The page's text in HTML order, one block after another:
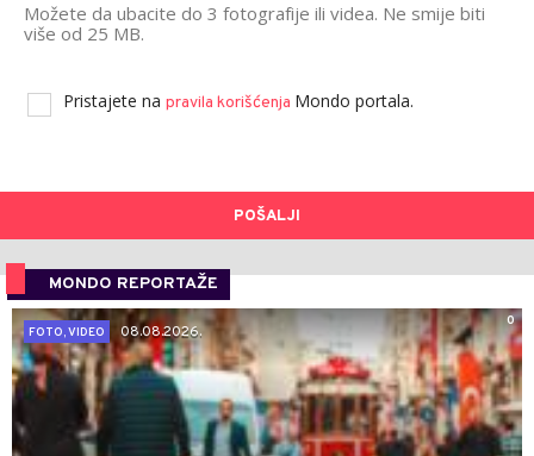
Možete da ubacite do 3 fotografije ili videa. Ne smije biti
više od 25 MB.
Pristajete na pravila korišćenja Mondo portala.
POŠALJI
MONDO REPORTAŽE
0
FOTO, VIDEO
08.08.2026.